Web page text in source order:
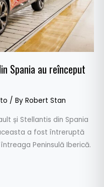
Spania au reînceput
/ By Robert Stan
și Stellantis din Spania
a fost întreruptă
Peninsulă Iberică.